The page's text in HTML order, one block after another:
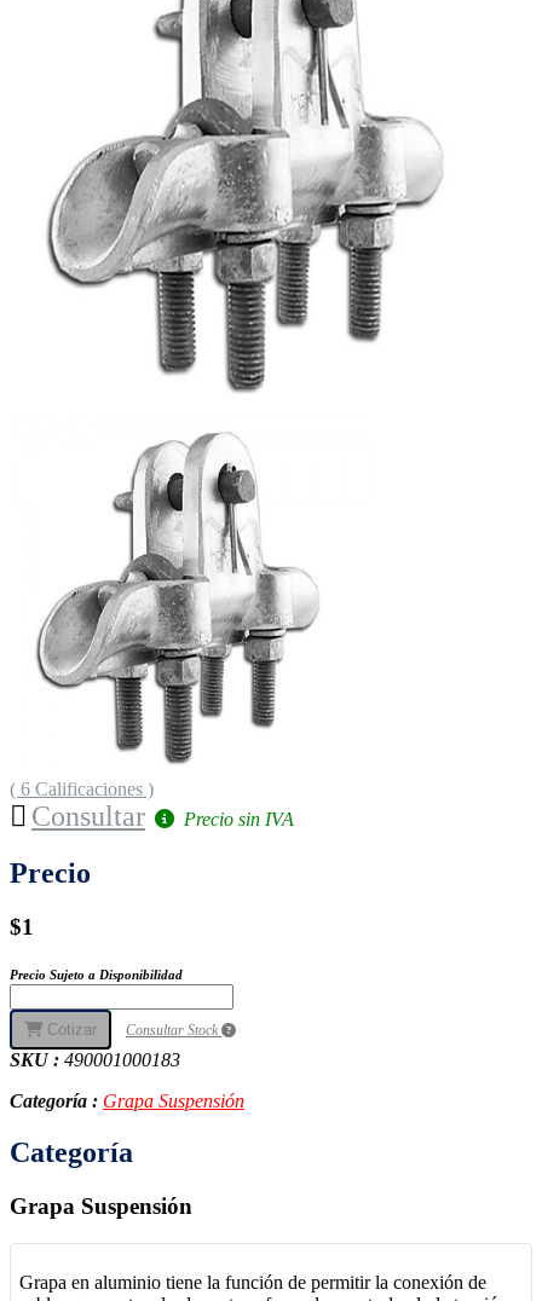
( 6 Calificaciones )
Consultar Precio sin IVA
Precio
$1
Precio Sujeto a Disponibilidad
Cotizar Consultar Stock
SKU : 490001000183
Categoría : Grapa Suspensión
Categoría
Grapa Suspensión
Grapa en aluminio tiene la función de permitir la conexión de